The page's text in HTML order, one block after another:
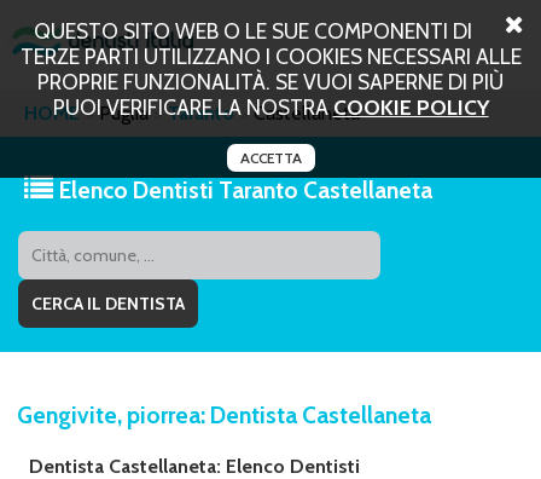
QUESTO SITO WEB O LE SUE COMPONENTI DI
TERZE PARTI UTILIZZANO I COOKIES NECESSARI ALLE
PROPRIE FUNZIONALITÀ. SE VUOI SAPERNE DI PIÙ
PUOI VERIFICARE LA NOSTRACOOKIE POLICY
ACCETTA
HOME Puglia Taranto Castellaneta
Elenco Dentisti Taranto Castellaneta
Gengivite, piorrea: Dentista Castellaneta
Dentista Castellaneta: Elenco Dentisti